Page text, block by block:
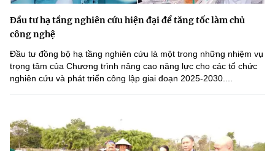
Đầu tư hạ tầng nghiên cứu hiện đại để tăng tốc làm chủ
công nghệ
Đầu tư đồng bộ hạ tầng nghiên cứu là một trong những nhiệm vụ
trọng tâm của Chương trình nâng cao năng lực cho các tổ chức
nghiên cứu và phát triển công lập giai đoạn 2025-2030....